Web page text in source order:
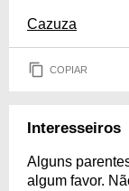
Cazuza
COPIAR
Interesseiros
Alguns
algum favor.